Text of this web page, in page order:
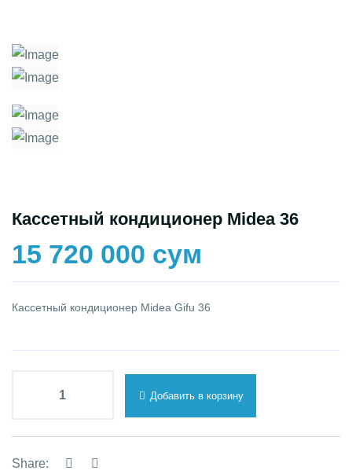
Кассетный кондиционер Midea 36
15 720 000 сум
Кассетный кондиционер Midea Gifu 36
Добавить в корзину
Share: